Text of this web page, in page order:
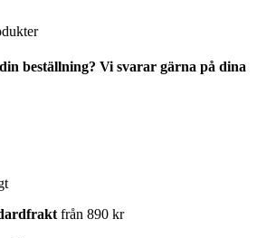
beställning? Vi svarar gärna på dina
från 890 kr